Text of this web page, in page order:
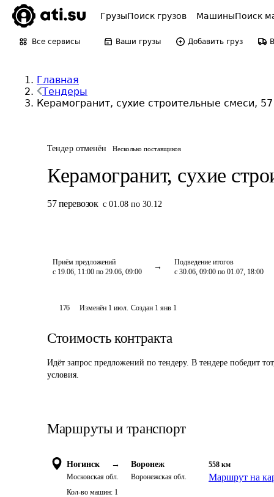
ГрузыПоиск грузов МашиныПоиск
Все сервисы Ваши грузы Добавить груз
Главная
Тендеры
Керамогранит, сухие строительные смеси,
Тендер отменён Несколько поставщиков
Керамогранит, сухие
57 перевозок с 01.08 по 30.12
Приём предложений
с 19.06, 11:00 по 29.06, 09:00
Подведение итогов
с 30.06, 09:00 по 01.07, 18:00
176 Изменён 1 июл. Создан 1 янв 1
Стоимость контракта
Идёт запрос предложений по тендеру. В тендере победит
условия.
Маршруты и транспорт
Ногинск →
Московская обл.
Воронеж
Воронежская обл.
558 км
Маршрут на
Кол-во машин: 1